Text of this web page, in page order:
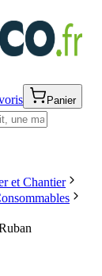
Panier
et Chantier